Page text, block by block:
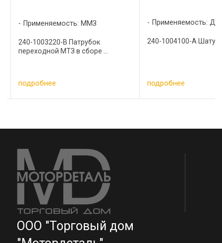
Применяемость: ММЗ
240-1003220-В Патрубок
переходной МТЗ в сборе ...
подробнее
Применяемость: Д-
240-1004100-А Шатун
подробнее
ООО "Торговый дом